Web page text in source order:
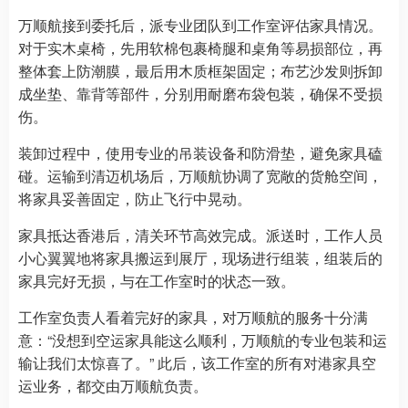
万顺航接到委托后，派专业团队到工作室评估家具情况。
对于实木桌椅，先用软棉包裹椅腿和桌角等易损部位，再
整体套上防潮膜，最后用木质框架固定；布艺沙发则拆卸
成坐垫、靠背等部件，分别用耐磨布袋包装，确保不受损
伤。
装卸过程中，使用专业的吊装设备和防滑垫，避免家具磕
碰。运输到清迈机场后，万顺航协调了宽敞的货舱空间，
将家具妥善固定，防止飞行中晃动。
家具抵达香港后，清关环节高效完成。派送时，工作人员
小心翼翼地将家具搬运到展厅，现场进行组装，组装后的
家具完好无损，与在工作室时的状态一致。
工作室负责人看着完好的家具，对万顺航的服务十分满
意：“没想到空运家具能这么顺利，万顺航的专业包装和运
输让我们太惊喜了。” 此后，该工作室的所有对港家具空
运业务，都交由万顺航负责。